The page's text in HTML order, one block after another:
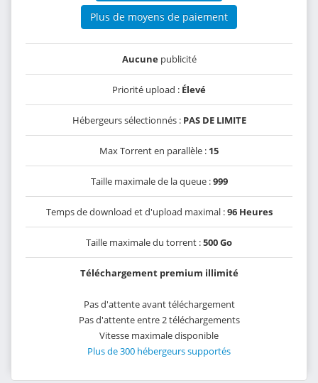
Plus de moyens de paiement
Aucunepublicité
Priorité upload : Élevé
Hébergeurs sélectionnés : PAS DE LIMITE
Max Torrent en parallèle : 15
Taille maximale de la queue :999
Temps de download et d'upload maximal :96 Heures
Taille maximale du torrent :500 Go
Téléchargement premium illimité
Pas d'attente avant téléchargement
Pas d'attente entre 2 téléchargements
Vitesse maximale disponible
Plus de 300 hébergeurs supportés